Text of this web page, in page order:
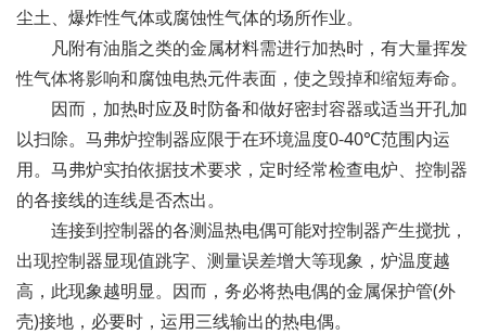
尘土、爆炸性气体或腐蚀性气体的场所作业。
凡附有油脂之类的金属材料需进行加热时，有大量挥发
性气体将影响和腐蚀电热元件表面，使之毁掉和缩短寿命。
因而，加热时应及时防备和做好密封容器或适当开孔加
以扫除。马弗炉控制器应限于在环境温度0-40℃范围内运
用。马弗炉实拍依据技术要求，定时经常检查电炉、控制器
的各接线的连线是否杰出。
连接到控制器的各测温热电偶可能对控制器产生搅扰，
出现控制器显现值跳字、测量误差增大等现象，炉温度越
高，此现象越明显。因而，务必将热电偶的金属保护管(外
壳)接地，必要时，运用三线输出的热电偶。